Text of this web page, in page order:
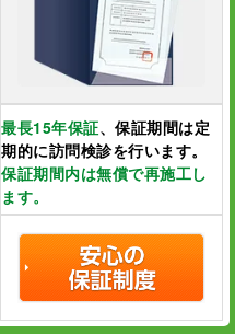
最長15年保証、保証期間は定
期的に訪問検診を行います。
保証期間内は無償で再施工し
ます。